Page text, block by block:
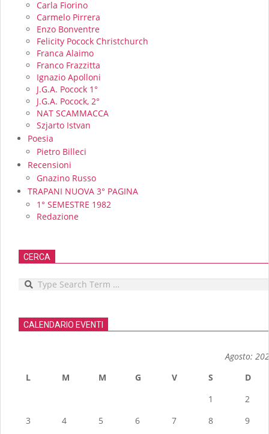
Carla Fiorino
Carmelo Pirrera
Enzo Bonventre
Felicity Pocock Christchurch
Franca Alaimo
Franco Frazzitta
Ignazio Apolloni
J.G.A. Pocock 1°
J.G.A. Pocock, 2°
NAT SCAMMACCA
Szjarto Istvan
Poesia
Pietro Billeci
Recensioni
Gnazino Russo
TRAPANI NUOVA 3° PAGINA
1° SEMESTRE 1982
Redazione
CERCA
Search
CALENDARIO EVENTI
Agosto:
L
M M G V S
D
1
2
3
4 5 6 7 8
9